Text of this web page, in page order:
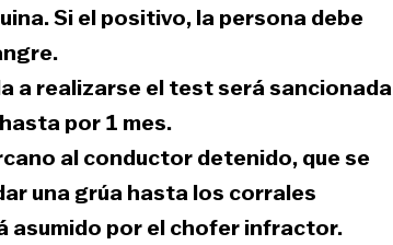
Si el positivo, la persona debe
a realizarse el test será sancionada
por 1 mes.
al conductor detenido, que se
una grúa hasta los corrales
asumido por el chofer infractor.